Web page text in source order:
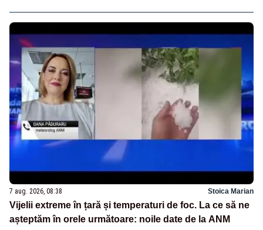
7 aug. 2026, 08:38 Stoica Marian
Vijelii extreme în țară și temperaturi de foc. La ce să ne
așteptăm în orele următoare: noile date de la ANM